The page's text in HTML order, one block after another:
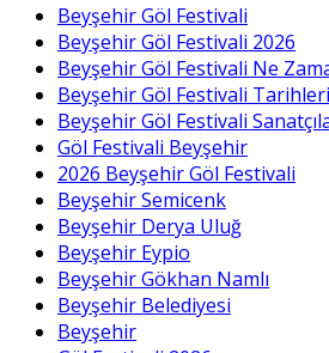
Beyşehir Göl Festivali
Beyşehir Göl Festivali 2026
Beyşehir Göl Festivali Ne
Beyşehir Göl Festivali Tarihleri
Beyşehir Göl Festivali
Göl Festivali Beyşehir
2026 Beyşehir Göl Festivali
Beyşehir Semicenk
Beyşehir Derya Uluğ
Beyşehir Eypio
Beyşehir Gökhan Namlı
Beyşehir Belediyesi
Beyşehir